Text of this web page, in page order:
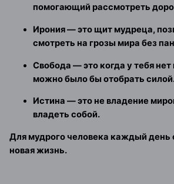
помогающий рассмотреть
Ирония— это щит мудреца,
смотреть на грозы мира без
Свобода — это когда у тебя нет
можно было бы отобрать
Истина — это не владение
владеть собой.
Для мудрого человека каждый день
новая жизнь.